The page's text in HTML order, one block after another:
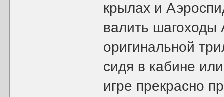
крылах и
валить шагоходы
оригинальной
сидя в кабине
игре прекрасно